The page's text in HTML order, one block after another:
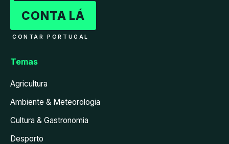
CONTA LÁ
CONTAR PORTUGAL
Temas
Agricultura
Ambiente & Meteorologia
Cultura & Gastronomia
Desporto